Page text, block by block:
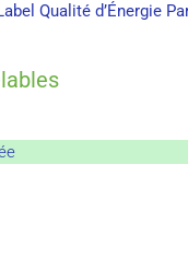
Qualité d’Énergie